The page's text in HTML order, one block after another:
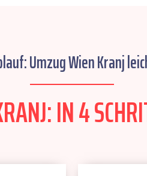
Umzug Wien Kranj
IN 4